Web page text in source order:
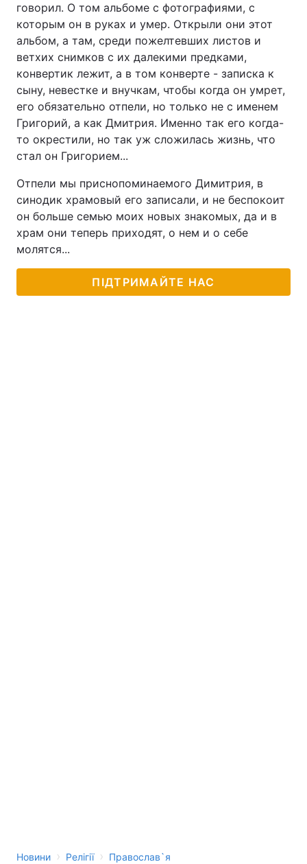
говорил. О том альбоме с фотографиями, с
которым он в руках и умер. Открыли они этот
альбом, а там, среди пожелтевших листов и
ветхих снимков с их далекими предками,
конвертик лежит, а в том конверте - записка к
сыну, невестке и внучкам, чтобы когда он умрет,
его обязательно отпели, но только не с именем
Григорий, а как Дмитрия. Именно так его когда-
то окрестили, но так уж сложилась жизнь, что
стал он Григорием...
Отпели мы приснопоминаемого Димитрия, в
синодик храмовый его записали, и не беспокоит
он больше семью моих новых знакомых, да и в
храм они теперь приходят, о нем и о себе
молятся...
ПІДТРИМАЙТЕ НАС
Новини › Релігії › Православ`я